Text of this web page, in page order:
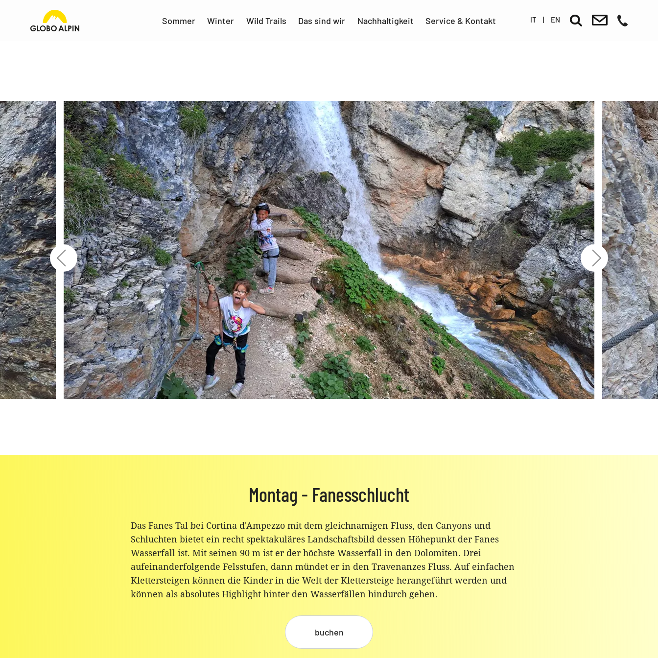
Sommer Winter Wild Trails Das sind wir Nachhaltigkeit Service & Kontakt IT | EN
Montag - Fanesschlucht
Das Fanes Tal bei Cortina d'Ampezzo mit dem gleichnamigen Fluss, den Canyons und
Schluchten bietet ein recht spektakuläres Landschaftsbild dessen Höhepunkt der Fanes
Wasserfall ist. Mit seinen 90 m ist er der höchste Wasserfall in den Dolomiten. Drei
aufeinanderfolgende Felsstufen, dann mündet er in den Travenanzes Fluss. Auf einfachen
Klettersteigen können die Kinder in die Welt der Klettersteige herangeführt werden und
können als absolutes Highlight hinter den Wasserfällen hindurch gehen.
buchen